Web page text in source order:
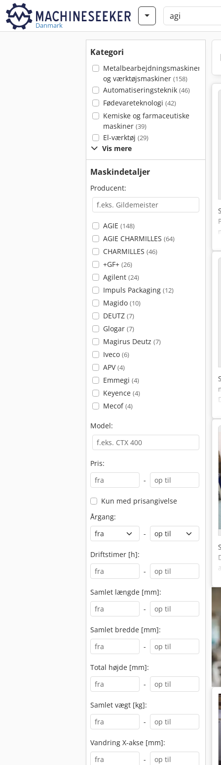
Danmark
Kategori
Metalbearbejdningsmaskiner
og værktøjsmaskiner (158)
Automatiseringsteknik (46)
Fødevareteknologi (42)
Kemiske og farmaceutiske
maskiner (39)
El-værktøj (29)
Vis mere
Maskindetaljer
Producent:
AGIE (148)
AGIE CHARMILLES (64)
CHARMILLES (46)
+GF+ (26)
Agilent (24)
Impuls Packaging (12)
Magido (10)
DEUTZ (7)
Glogar (7)
Magirus Deutz (7)
Iveco (6)
APV(4)
Emmegi (4)
Keyence (4)
Mecof(4)
Model:
Pris:
-
Kun med prisangivelse
Årgang:
-
Driftstimer [h]:
-
Samlet længde [mm]:
-
Samlet bredde [mm]:
-
Total højde [mm]:
-
Samlet vægt [kg]:
-
Vandring X-akse [mm]:
-